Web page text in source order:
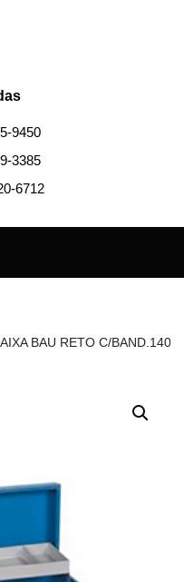
9450
3385
6712
BAU RETO C/BAND.140